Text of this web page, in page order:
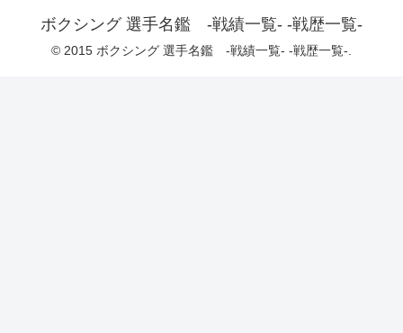
ボクシング 選手名鑑 -戦績一覧- -戦歴一覧-
© 2015 ボクシング 選手名鑑 -戦績一覧- -戦歴一覧-.